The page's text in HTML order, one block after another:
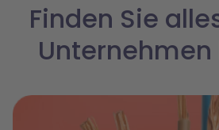
Finden Sie